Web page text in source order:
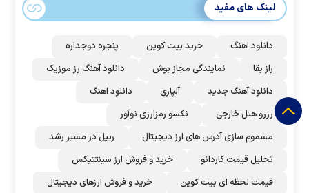
لینک های مفید
دانلود اهنگ خرید بیت کوین
پنجره دوجداره
راز بقا
نمایندگی مجاز بوش
دانلود آهنگ رز‌ موزیک
دانلود آهنگ جدید
آلپاری
دانلود اهنگ
رزرو هتل خارجی
نکسو رمزارزی نوآور
مسموم سازی آدرس های ارز دیجیتال
ریپل در مسیر رشد
تحلیل قیمت کاردانو
خرید و فروش ارز سینتتیکس
قیمت لحظه ای بیت کوین
خرید و فروش ارزهای دیجیتال